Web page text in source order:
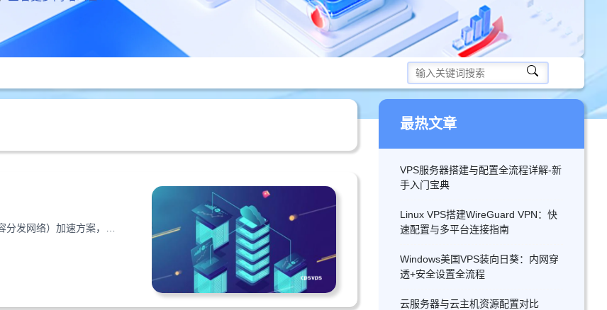
最热文章
VPS服务器搭建与配置全流程详解-新
手入门宝典
Linux VPS搭建WireGuard VPN：快
速配置与多平台连接指南
Windows美国VPS装向日葵：内网穿
透+安全设置全流程
云服务器与云主机资源配置对比